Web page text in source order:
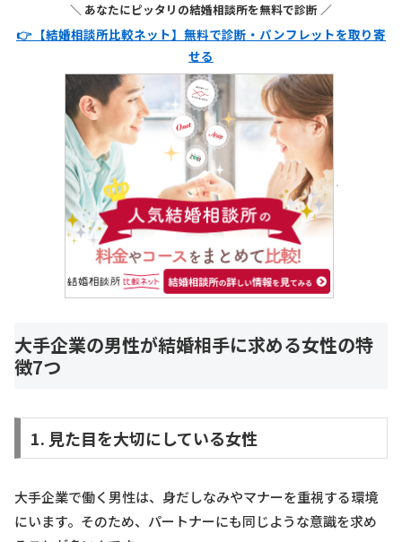
＼ あなたにピッタリの結婚相談所を無料で診断 ／
👉 【結婚相談所比較ネット】無料で診断・パンフレットを取り寄
せる
大手企業の男性が結婚相手に求める女性の特
徴7つ
1. 見た目を大切にしている女性
大手企業で働く男性は、身だしなみやマナーを重視する環境
にいます。そのため、パートナーにも同じような意識を求め